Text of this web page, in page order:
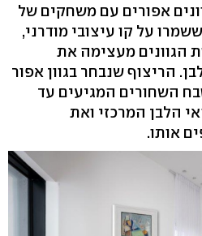
אפורים עם משחקים של
על קו עיצובי מודרני,
הגוונים מעצימה את
הריצוף שנבחר בגוון אפור
השחורים המגיעים עד
הלבן המרכזי ואת
אותו.